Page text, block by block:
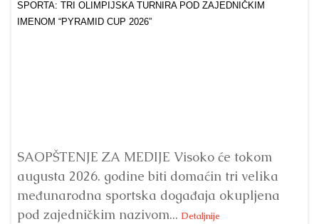
SAOPŠTENJE ZA MEDIJE Visoko će tokom
augusta 2026. godine biti domaćin tri velika
međunarodna sportska događaja okupljena
pod zajedničkim nazivom... Detaljnije